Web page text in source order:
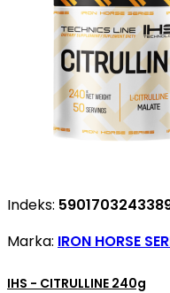
Indeks:
Marka: IRON HORSE
IHS - CITRULLINE 240g